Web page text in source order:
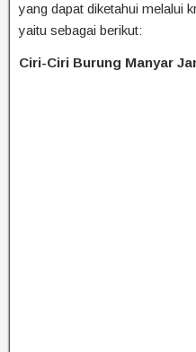
yang dapat diketahui melalui
yaitu sebagai berikut:
Ciri-Ciri Burung Manyar